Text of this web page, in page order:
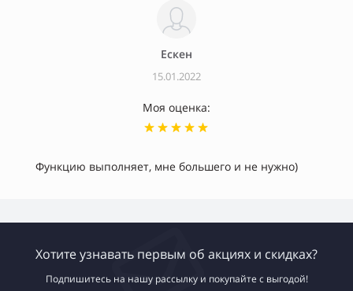
Ескен
15.01.2022
Моя оценка:
Функцию выполняет, мне большего и не нужно)
Хотите узнавать первым об акциях и скидках?
Подпишитесь на нашу рассылку и покупайте с выгодой!